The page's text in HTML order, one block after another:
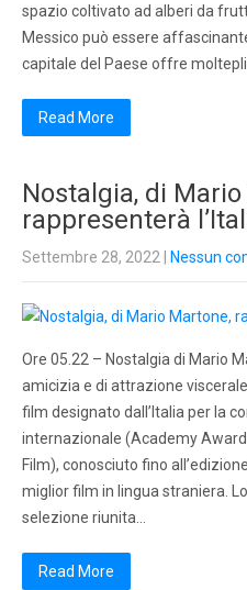
spazio coltivato ad alberi da
Messico può essere
capitale del Paese offre
Read More
Nostalgia, di
rappresenterà
Settembre 28, 2022 Nessun
Ore 05.22 – Nostalgia di Mario
amicizia e di attrazione
film designato dall’Italia per la
internazionale (Academy
Film), conosciuto fino
miglior film in lingua straniera.
selezione riunita…
Read More